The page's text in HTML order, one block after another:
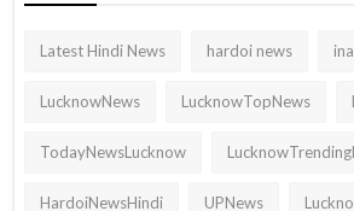
Latest Hindi News hardoi news
LucknowNews LucknowTopNews
TodayNewsLucknow
HardoiNewsHindi UPNews